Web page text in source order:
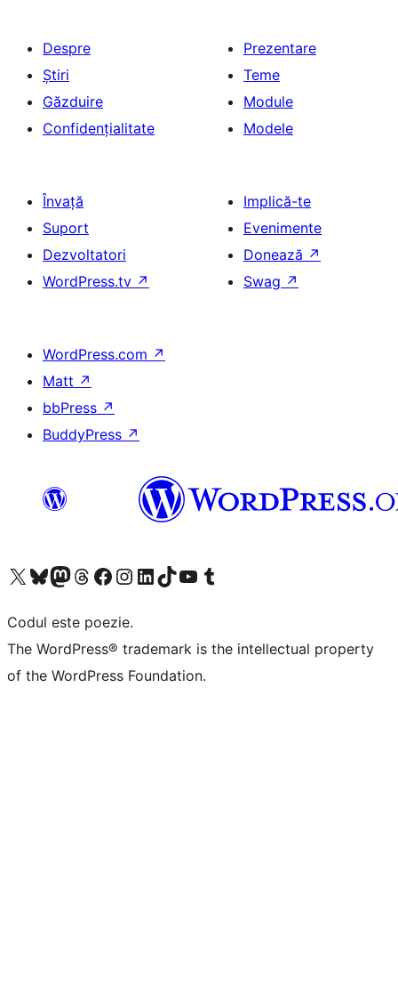
Despre
Știri
Găzduire
Confidențialitate
Prezentare
Teme
Module
Modele
Învață
Suport
Dezvoltatori
WordPress.tv ↗
Implică-te
Evenimente
Donează ↗
Swag ↗
WordPress.com ↗
Matt ↗
bbPress ↗
BuddyPress ↗
Mergi la contul nostru X (fost Twitter)
Vizitează contul nostru Bluesky
Vizitează contul nostru Mastodon
Vizitează contul nostru Threads
Vizitează pagina noastră Facebook
Vizitează-ne pe Instagram
Vizitează-ne pe LinkedIn
Vizitează contul nostru TikTok
Vizitează canalul nostru YouTube
Vizitează contul nostru Tumblr
Codul este poezie.
The WordPress® trademark is the intellectual property
of the WordPress Foundation.